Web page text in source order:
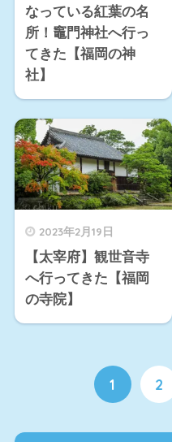
なっている紅葉の名
所！竈門神社へ行っ
てきた【福岡の神
社】
2023年2月19日
【太宰府】観世音寺
へ行ってきた【福岡
の寺院】
1 2